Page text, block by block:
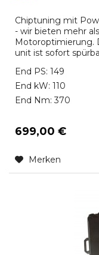
Chiptuning mit
- wir bieten mehr
Motoroptimierung.
unit ist sofort
End PS: 149
End kW: 110
End Nm: 370
699,00 €
Merken